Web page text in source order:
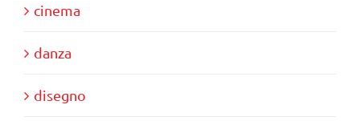
cinema
danza
disegno